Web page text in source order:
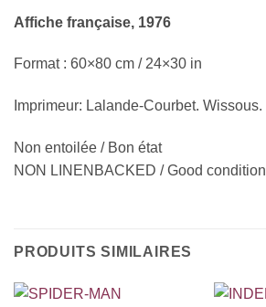
Affiche française, 1976
Format : 60×80 cm / 24×30 in
Imprimeur: Lalande-Courbet. Wissous.
Non entoilée / Bon état
NON LINENBACKED / Good condition
PRODUITS SIMILAIRES